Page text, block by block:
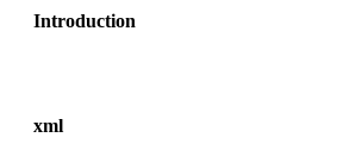
Introduction
xml